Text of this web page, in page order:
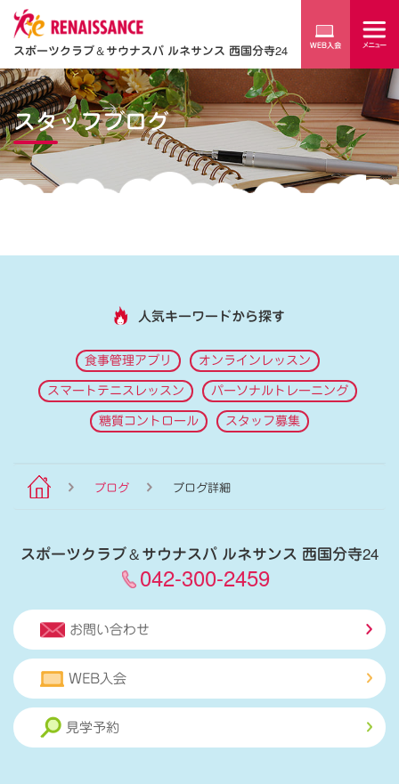
スポーツクラブ＆サウナスパ ルネサンス 西国分寺24
スタッフブログ
人気キーワードから探す
食事管理アプリ オンラインレッスン
スマートテニスレッスン パーソナルトレーニング
糖質コントロール スタッフ募集
ブログ ブログ詳細
スポーツクラブ＆サウナスパ ルネサンス 西国分寺24
042-300-2459
お問い合わせ
WEB入会
見学予約